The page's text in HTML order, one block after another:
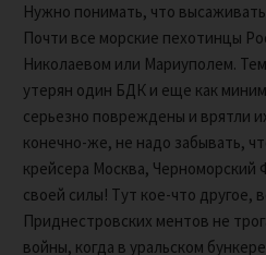
Нужно понимать, что
Почти все морские пехотинцы
Николаевом или Мариуполем.
утерян один БДК и еще как
серьезно повреждены и врятли
конечно-же, не надо забывать,
крейсера Москва,
своей силы! Тут кое-что другое,
Приднестровских ментов не
войны, когда в уральском